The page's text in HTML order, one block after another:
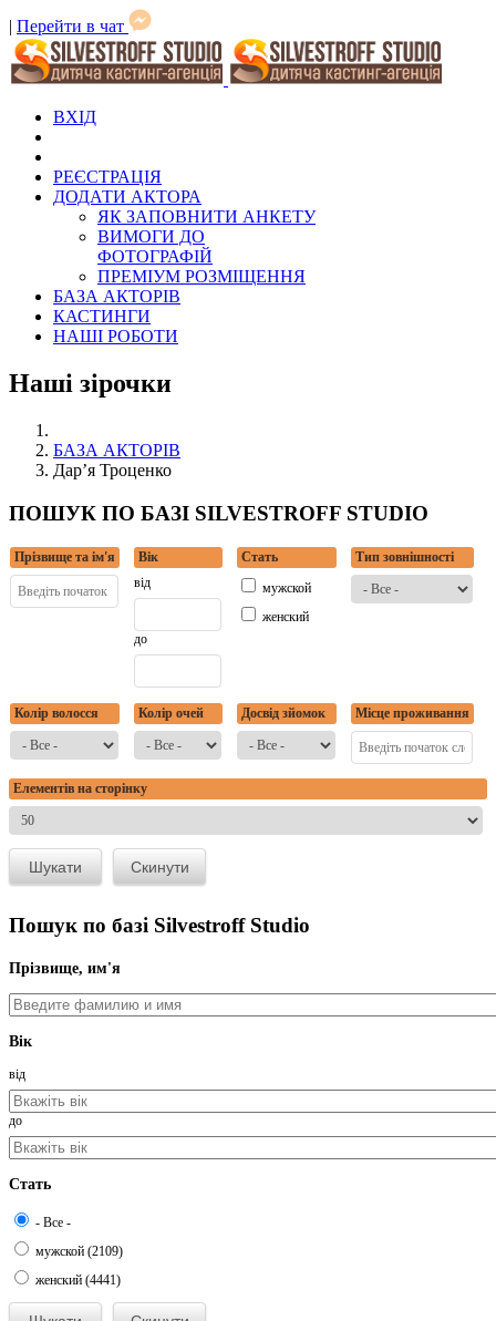
| Перейти в чат
ВХІД
РЕЄСТРАЦІЯ
ДОДАТИ АКТОРА
ЯК ЗАПОВНИТИ АНКЕТУ
ВИМОГИ ДО
ФОТОГРАФІЙ
ПРЕМІУМ РОЗМІЩЕННЯ
БАЗА АКТОРІВ
КАСТИНГИ
НАШІ РОБОТИ
Наші зірочки
БАЗА АКТОРІВ
Дар’я Троценко
ПОШУК ПО БАЗІ SILVESTROFF STUDIO
Прізвище та ім'я
Вік
від
до
Стать
мужской
женский
Тип зовнішності
Колір волосся Колір очей Досвід зйомок Місце проживання
Елементів на сторінку
Пошук по базі Silvestroff Studio
Прізвище, им'я
Вік
від
до
Стать
- Все -
мужской (2109)
женский (4441)